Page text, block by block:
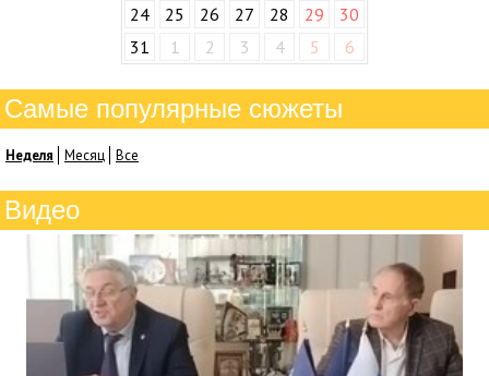
24
25 26 27 28 29
30
31
1 2 3 4 5 6
Самые популярные сюжеты
Неделя Месяц Все
Видео